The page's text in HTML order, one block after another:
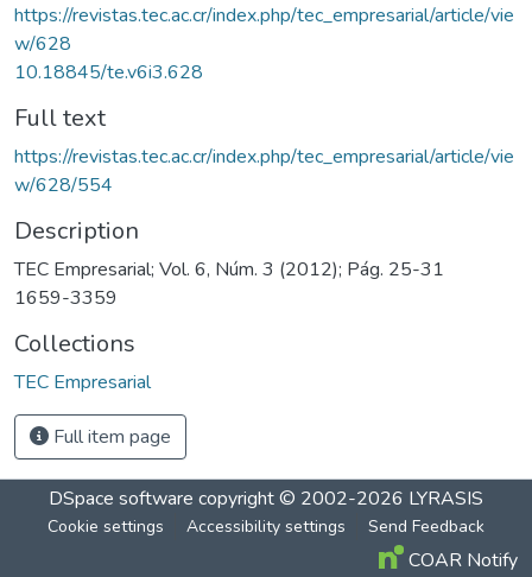
https://revistas.tec.ac.cr/index.php/tec_empresarial/article/vie
w/628
10.18845/te.v6i3.628
Full text
https://revistas.tec.ac.cr/index.php/tec_empresarial/article/vie
w/628/554
Description
TEC Empresarial; Vol. 6, Núm. 3 (2012); Pág. 25-31
1659-3359
Collections
TEC Empresarial
Full item page
DSpace software copyright © 2002-2026 LYRASIS
Cookie settings Accessibility settings Send Feedback
COAR Notify